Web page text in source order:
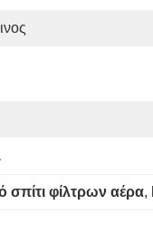
σπίτι φίλτρων αέρα,